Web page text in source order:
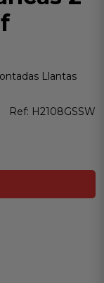
Llantas
Ref: H2108GSSW